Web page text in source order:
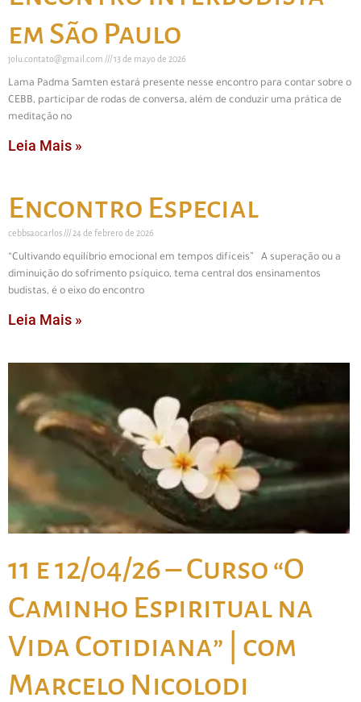
em São Paulo
jolu.contato@gmail.com 13 de mayo de 2026
Lama Padma Samten estará presente nesse encontro para contar sobre o
CEBB, participar de rodas de conversa, além de conduzir uma prática de
meditação no
Leia Mais »
Encontro Especial
cebbsaocarlos 24 de febrero de 2026
“Cultivando equilíbrio emocional em tempos difíceis” A superação ou a
diminuição do sofrimento psíquico, tema central dos ensinamentos
budistas, é o eixo do encontro
Leia Mais »
11 e 12/04/26 – Curso “O
Caminho Espiritual na
Vida Cotidiana” | com
Marcelo Nicolodi